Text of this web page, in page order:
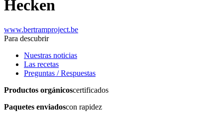
Hecken
www.bertramproject.be
Para descubrir
Nuestras noticias
Las recetas
Preguntas / Respuestas
Productos orgánicoscertificados
Paquetes enviadoscon rapidez